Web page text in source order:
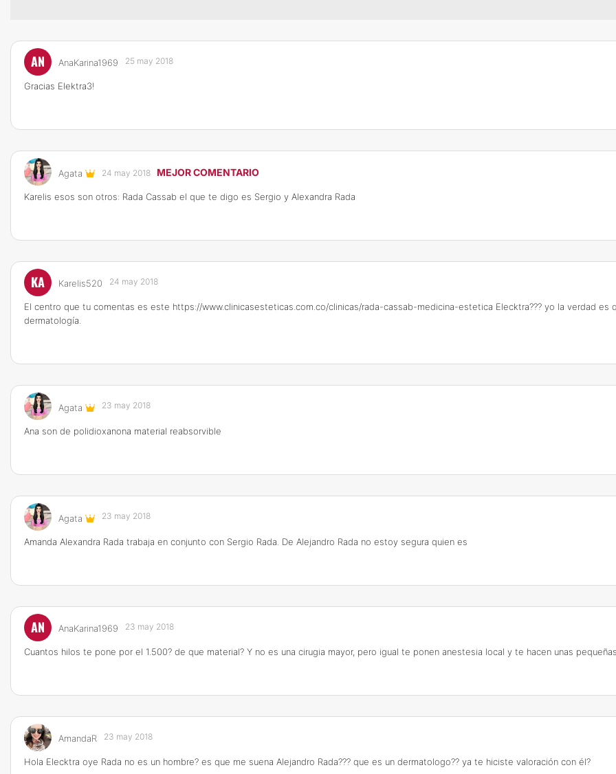
AN AnaKarina1969 25 may 2018
Gracias Elektra3!
Agata 24 may 2018 MEJOR COMENTARIO
Karelis esos son otros: Rada Cassab el que te digo es Sergio y Alexandra Rada
KA Karelis520 24 may 2018
El centro que tu comentas es este https://www.clinicasesteticas.com.co/clinicas/rada-cassab-medicina-estetica Elecktra??? yo la verdad es
dermatología.
Agata 23 may 2018
Ana son de polidioxanona material reabsorvible
Agata 23 may 2018
Amanda Alexandra Rada trabaja en conjunto con Sergio Rada. De Alejandro Rada no estoy segura quien es
AN AnaKarina1969 23 may 2018
Cuantos hilos te pone por el 1.500? de que material? Y no es una cirugia mayor, pero igual te ponen anestesia local y te hacen unas
AmandaR 23 may 2018
Hola Elecktra oye Rada no es un hombre? es que me suena Alejandro Rada??? que es un dermatologo?? ya te hiciste valoración con él?